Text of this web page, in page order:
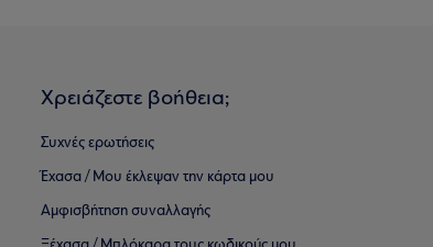
Χρειάζεστε βοήθεια;
Συχνές ερωτήσεις
Έχασα / Μου έκλεψαν την κάρτα μου
Αμφισβήτηση συναλλαγής